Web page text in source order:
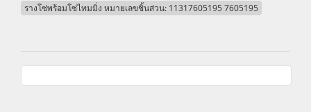
รางโซ่พร้อมโซ่ไทมมิ่ง หมายเลขชิ้นส่วน: 11317605195 7605195